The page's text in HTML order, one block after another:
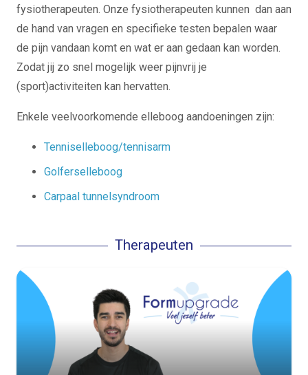
fysiotherapeuten. Onze fysiotherapeuten kunnen dan aan
de hand van vragen en specifieke testen bepalen waar
de pijn vandaan komt en wat er aan gedaan kan worden.
Zodat jij zo snel mogelijk weer pijnvrij je
(sport)activiteiten kan hervatten.
Enkele veelvoorkomende elleboog aandoeningen zijn:
Tenniselleboog/tennisarm
Gol ferselleboog
Carpaal tunnelsyndroom
Therapeuten